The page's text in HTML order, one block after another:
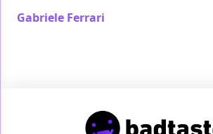
Gabriele Ferrari